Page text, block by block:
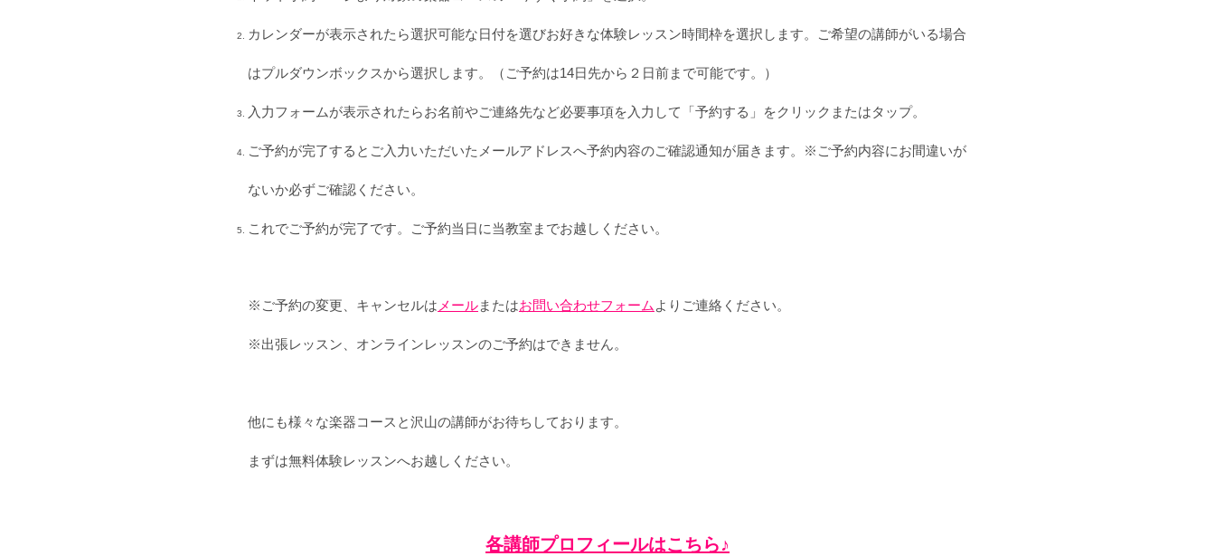
カレンダーが表示されたら選択可能な日付を選びお好きな体験レッスン時間枠を選択します。 ご希望の講師がいる場合
はプルダウンボックスから選択します。（ご予約は14日先から２日前まで可能です。）
入力フォームが表示されたらお名前やご連絡先など必要事項を入力して「予約する」をクリックまたはタップ。
ご予約が完了するとご入力いただいたメールアドレスへ予約内容のご確認通知が届きます。※ご予約内容にお間違いが
ないか必ずご確認ください。
これでご予約が完了です。ご予約当日に当教室までお越しください。
※ご予約の変更、キャンセルは メールまたはお問い合わせフォーム よりご連絡ください。
※出張レッスン、オンラインレッスンのご予約はできません。
他にも様々な楽器コースと沢山の講師がお待ちしております。
まずは無料体験レッスンへお越しください。
​各講師プロフィールはこちら♪